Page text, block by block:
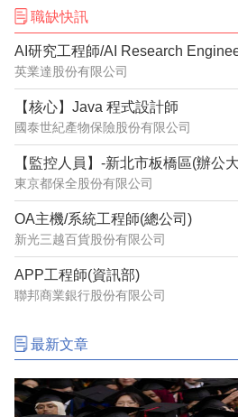
職缺快訊
AI研究工程師/AI Research
英業達股份有限公司
【核心】Java 程式設計師
國泰世紀產物保險股份有限公司
【監控人員】-新北市板橋區(辦公
東京都保全股份有限公司
OA主機/系統工程師(總公司)
新光三越百貨股份有限公司
APP工程師(資訊部)
聯邦商業銀行股份有限公司
最新文章